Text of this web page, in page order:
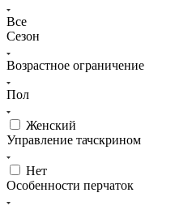
Все
Сезон
Возрастное ограничение
Пол
Женский
Управление тачскрином
Нет
Особенности перчаток